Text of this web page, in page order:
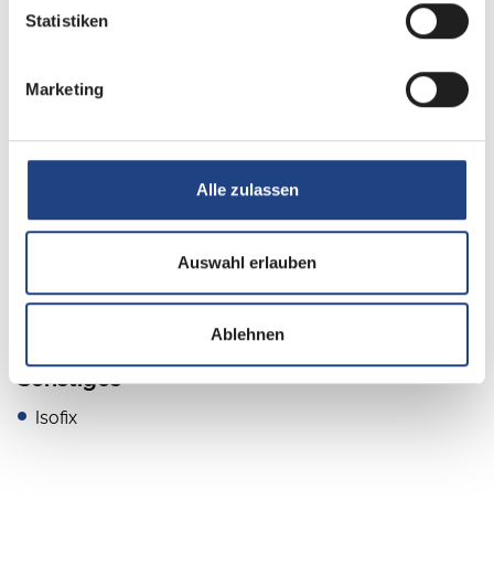
Statistiken
Marketing
Alle zulassen
Auswahl erlauben
Ablehnen
Rückfahrkamera
DAB Radio
Sonstiges
Isofix